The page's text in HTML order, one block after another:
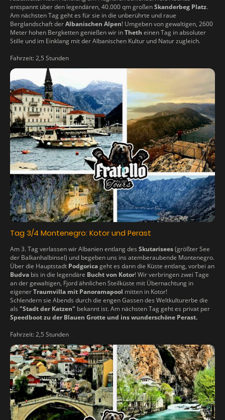
entspannt über den legendären, 40.000 qm großenSkanderbeg Platz.
Am nächsten Tag geht es für sie in die unberührte und raue
Berglandschaft derAlbanischen Alpen! Umgeben von gewaltigen, 2600
Meter hohen Bergketten genießen wir inTheth einen Tag in absoluter
Stille und im Einklang mit der Albanischen Kultur und Natur zugleich.
Fahrzeit: 2,5 Stunden
Tag 3/4 Montenegro: Kotor und Perast
Am 3. Tag verlassen wir Albanien entlang des Skutarisees(größter See
der Balkanhalbinsel) und begeben uns ins atemberaubende Montenegro.
Über die Hauptstadt Podgoricageht es dann die Küste entlang, vorbei an
Budva bis in die legendäre Bucht von Kotor! Wir verbringen zwei Tage
an der gewaltigen, Fjord ähnlichen Steilküste mit Übernachtung in
eigenerTraumvilla mit Panoramapool mitten in Kotor!
Schlendern sie Abends durch die engen Gassen des Weltkulturerbe die
als "Stadt der Katzen" bekannt ist. Am nächsten Tag geht es privat per
Speedboot zu der Blauen Grotte und ins wunderschöne Perast.
Fahrzeit: 2,5 Stunden